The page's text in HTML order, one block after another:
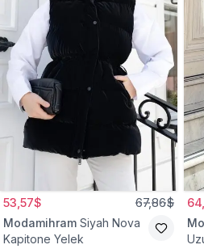
53,57$ 67,86$
Modamihram Siyah Nova
Kapitone Yelek